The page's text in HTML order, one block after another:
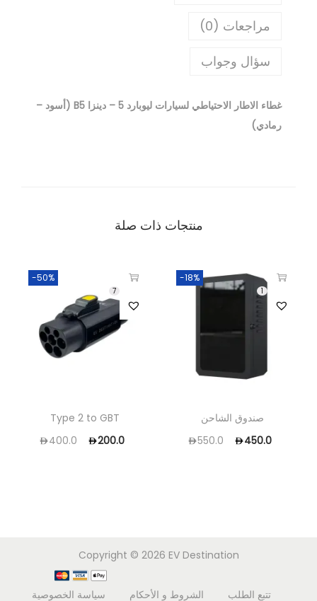
مراجعات (0)
سؤال وجواب
غطاء الاطار الاحتياطي لسيارات ليوبارد 5 – دينزا B5 (أسود –
رمادي)
منتجات ذات صلة
-50%
7
Type 2 to GBT
400.0
200.0
-18%
1
صندوق الشاحن
550.0
450.0
Copyright © 2026 EV Destination
تتبع الطلب الشروط و الأحكام سياسة الخصوصية